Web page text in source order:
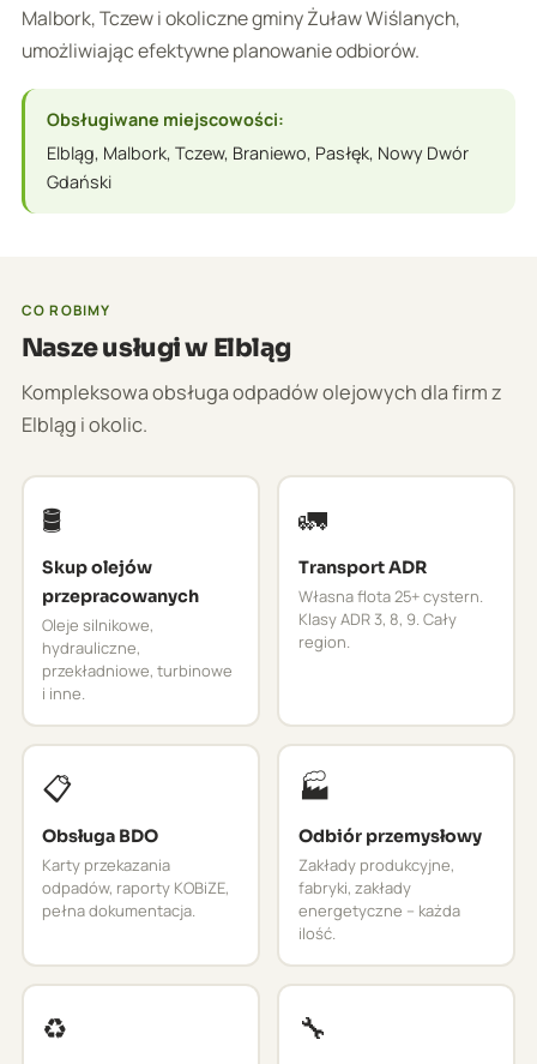
Malbork, Tczew i okoliczne gminy Żuław Wiślanych,
umożliwiając efektywne planowanie odbiorów.
Obsługiwane miejscowości:
Elbląg, Malbork, Tczew, Braniewo, Pasłęk, Nowy Dwór
Gdański
CO ROBIMY
Nasze usługi w Elbląg
Kompleksowa obsługa odpadów olejowych dla firm z
Elbląg i okolic.
🛢️
Skup olejów
przepracowanych
Oleje silnikowe,
hydrauliczne,
przekładniowe, turbinowe
i inne.
🚛
Transport ADR
Własna flota 25+ cystern.
Klasy ADR 3, 8, 9. Cały
region.
📋
Obsługa BDO
Karty przekazania
odpadów, raporty KOBiZE,
pełna dokumentacja.
🏭
Odbiór przemysłowy
Zakłady produkcyjne,
fabryki, zakłady
energetyczne – każda
ilość.
♻️ 🔧